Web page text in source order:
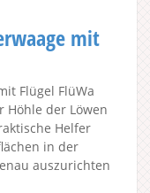
mit
Flügel FlüWa
der Löwen
Helfer
in der
auszurichten